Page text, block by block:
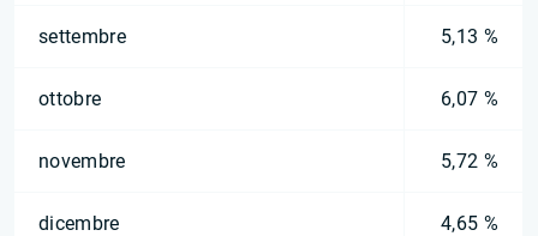
settembre 5,13 %
ottobre 6,07 %
novembre 5,72 %
dicembre 4,65 %